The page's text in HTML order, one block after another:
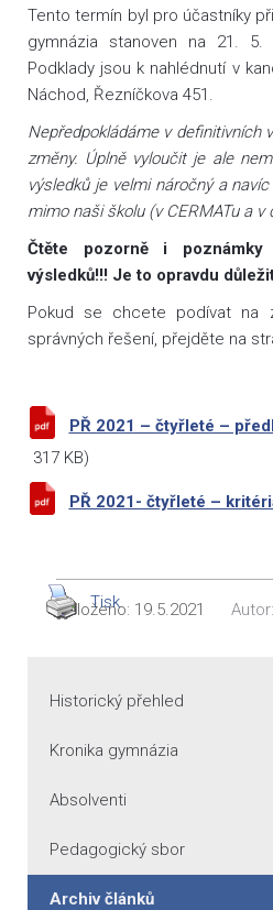
Tento termín byl pro účastníky
gymnázia stanoven na 21.
Podklady jsou k nahlédnutí v
Náchod, Řezníčkova 451.
Nepředpokládáme v definitivních
změny. Úplně vyloučit je ale
výsledků je velmi náročný a
mimo naši školu (v CERMATu a v
Čtěte pozorně i poznámky
výsledků!!! Je to opravdu
Pokud se chcete podívat na
správných řešení, přejděte na
PŘ 2021 – čtyřleté –
317 KB)
PŘ 2021- čtyřleté –
Tisk
Vloženo: 19.5.2021 Autor:
Historický přehled
Kronika gymnázia
Absolventi
Pedagogický sbor
Archiv článků